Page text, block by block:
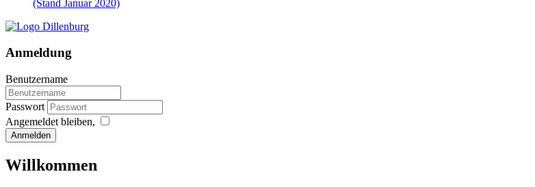
(Stand Januar 2020)
Anmeldung
Benutzername
Passwort
Angemeldet bleiben,
Anmelden
Willkommen